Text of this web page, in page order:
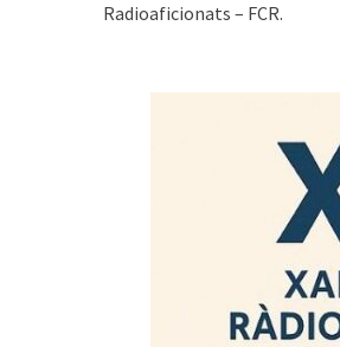
Radioaficionats – FCR.